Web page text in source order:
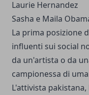
Laurie Hernandez
Sasha e Maila
La prima posizione
influenti sui social
da un'artista o da
campionessa di
L'attivista